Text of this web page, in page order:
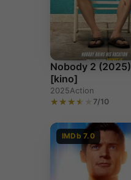
Nobody 2 (2025)
[kino]
2025Action
7/10
IMDb 7.0